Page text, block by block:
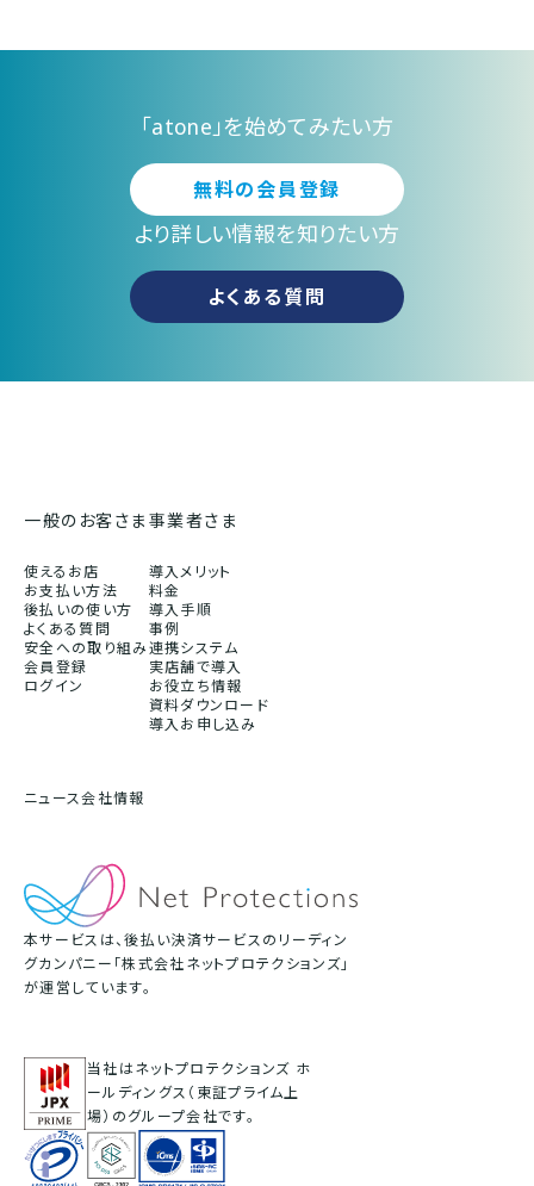
「atone」を始めてみたい方
無料の会員登録
より詳しい情報を知りたい方
よくある質問
一般のお客さま
使えるお店
お支払い方法
後払いの使い方
よくある質問
安全への取り組み
会員登録
ログイン
事業者さま
導入メリット
料金
導入手順
事例
連携システム
実店舗で導入
お役立ち情報
資料ダウンロード
導入お申し込み
ニュース会社情報
本サービスは、後払い決済サービスのリーディン
グカンパニー「株式会社ネットプロテクションズ」
が運営しています。
当社はネットプロテクションズ ホ
ールディングス（東証プライム上
場）のグループ会社です。